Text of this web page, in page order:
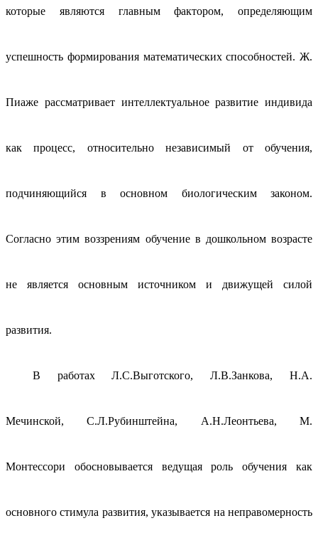
которые являются главным фактором, определяющим
успешность формирования математических способностей. Ж.
Пиаже рассматривает интеллектуальное развитие индивида
как процесс, относительно независимый от обучения,
подчиняющийся в основном биологическим законом.
Согласно этим воззрениям обучение в дошкольном возрасте
не является основным источником и движущей силой
развития.
В работах Л.С.Выготского, Л.В.Занкова, Н.А.
Мечинской, С.Л.Рубинштейна, А.Н.Леонтьева, М.
Монтессори обосновывается ведущая роль обучения как
основного стимула развития, указывается на неправомерность